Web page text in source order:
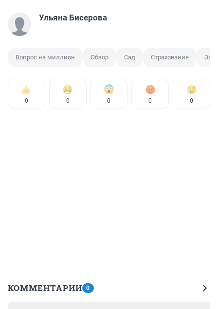
Ульяна Бисерова
Вопрос на миллион Обзор Сад Страхование
0 0 0 0 0
КОММЕНТАРИИ 0